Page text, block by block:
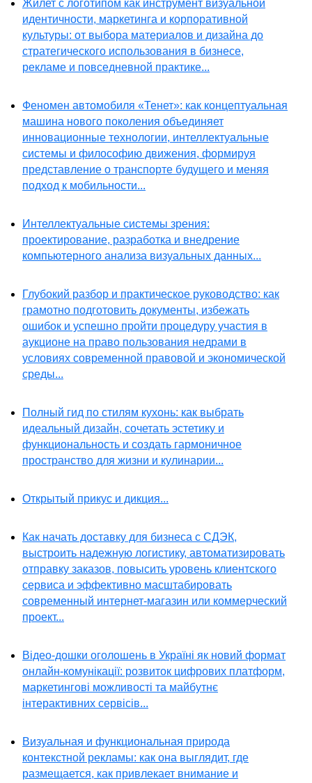
Жилет с логотипом как инструмент визуальной
идентичности, маркетинга и корпоративной
культуры: от выбора материалов и дизайна до
стратегического использования в бизнесе,
рекламе и повседневной практике...
Феномен автомобиля «Тенет»: как концептуальная
машина нового поколения объединяет
инновационные технологии, интеллектуальные
системы и философию движения, формируя
представление о транспорте будущего и меняя
подход к мобильности...
Интеллектуальные системы зрения:
проектирование, разработка и внедрение
компьютерного анализа визуальных данных...
Глубокий разбор и практическое руководство: как
грамотно подготовить документы, избежать
ошибок и успешно пройти процедуру участия в
аукционе на право пользования недрами в
условиях современной правовой и экономической
среды...
Полный гид по стилям кухонь: как выбрать
идеальный дизайн, сочетать эстетику и
функциональность и создать гармоничное
пространство для жизни и кулинарии...
Открытый прикус и дикция...
Как начать доставку для бизнеса с СДЭК,
выстроить надежную логистику, автоматизировать
отправку заказов, повысить уровень клиентского
сервиса и эффективно масштабировать
современный интернет-магазин или коммерческий
проект...
Відео-дошки оголошень в Україні як новий формат
онлайн-комунікації: розвиток цифрових платформ,
маркетингові можливості та майбутнє
інтерактивних сервісів...
Визуальная и функциональная природа
контекстной рекламы: как она выглядит, где
размещается, как привлекает внимание и